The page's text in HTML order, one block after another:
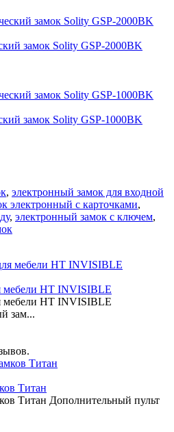
замок Solity GSP-2000BK
замок Solity GSP-1000BK
, электронный замок для входной
электронный с карточками,
, электронный замок с ключем,
мебели HT INVISIBLE
мебели HT INVISIBLE
зам...
Титан
Титан Дополнительный пульт